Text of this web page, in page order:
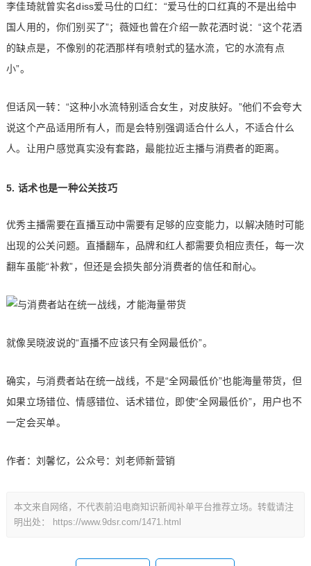
李佳琦就曾实名diss爱马仕的口红：“爱马仕的口红真的不是出给中
国人用的，你们别买了”；薇娅也曾在介绍一款花洒时说：“这个花洒
的缺点是，不像别的花洒那样有喷射式的猛水流，它的水流有点
小”。
但话风一转：“这种小水流特别适合女生，对皮肤好。”他们不会夸大
说这个产品适用所有人，而是会特别强调适合什么人，不适合什么
人。让用户感觉真实没有套路，最能拉近主播与消费者的距离。
5. 话术也是一种公关技巧
优秀主播需要在直播互动中需要有足够的应变能力，以解决随时可能
出现的公关问题。直播翻车，品牌和红人都需要负相应责任，每一次
翻车虽能“补救”，但还是会损失部分消费者的信任和耐心。
就像吴晓波说的“直播不应该只有全网最低价”。
确实，与消费者站在统一战线，不是“全网最低价”也能海量带货，但
如果立场错位、情感错位、话术错位，即使“全网最低价”，用户也不
一定会买单。
作者：刘馨忆，公众号：刘老师新营销
本文来自网络，不代表前沿电商知识新闻补单平台推荐立场。转载请注
明出处：
https://www.9dsr.com/1471.html